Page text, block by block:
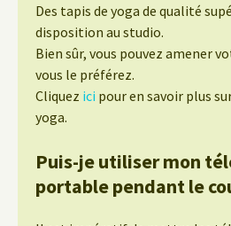
Des tapis de yoga de qualité
disposition au studio.
Bien sûr, vous pouvez amener
vous le préférez.
Cliquez ici pour en savoir plus
yoga.
Puis-je utiliser mon
portable pendant le